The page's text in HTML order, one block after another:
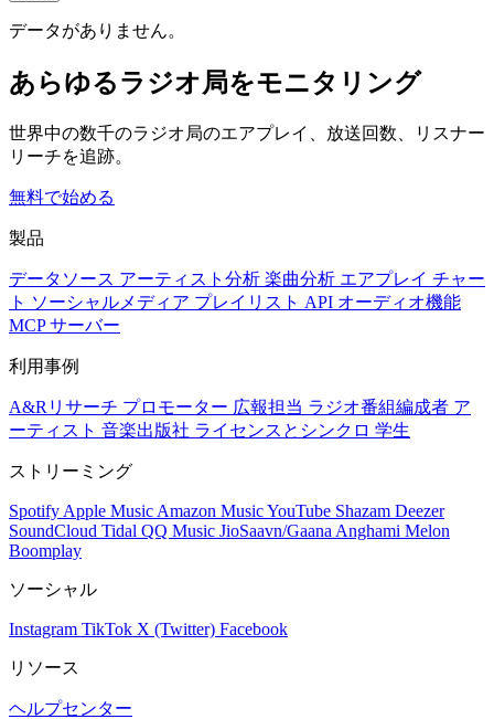
データがありません。
あらゆるラジオ局をモニタリング
世界中の数千のラジオ局のエアプレイ、放送回数、リスナー
リーチを追跡。
無料で始める
製品
データソース アーティスト分析 楽曲分析 エアプレイ チャー
ト ソーシャルメディア プレイリスト API オーディオ機能
MCP サーバー
利用事例
A&Rリサーチ プロモーター 広報担当 ラジオ番組編成者 ア
ーティスト 音楽出版社 ライセンスとシンクロ 学生
ストリーミング
Spotify Apple Music Amazon MusicYouTube Shazam Deezer
SoundCloud Tidal QQ Music JioSaavn/Gaana Anghami Melon
Boomplay
ソーシャル
Instagram TikTok X (Twitter) Facebook
リソース
ヘルプセンター